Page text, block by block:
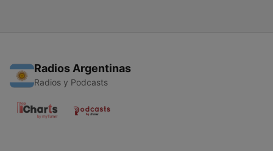
Radios Argentinas
Radios y Podcasts